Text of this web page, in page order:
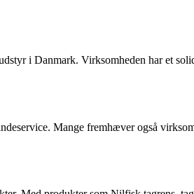
i Danmark. Virksomheden har et
Mange fremhæver også